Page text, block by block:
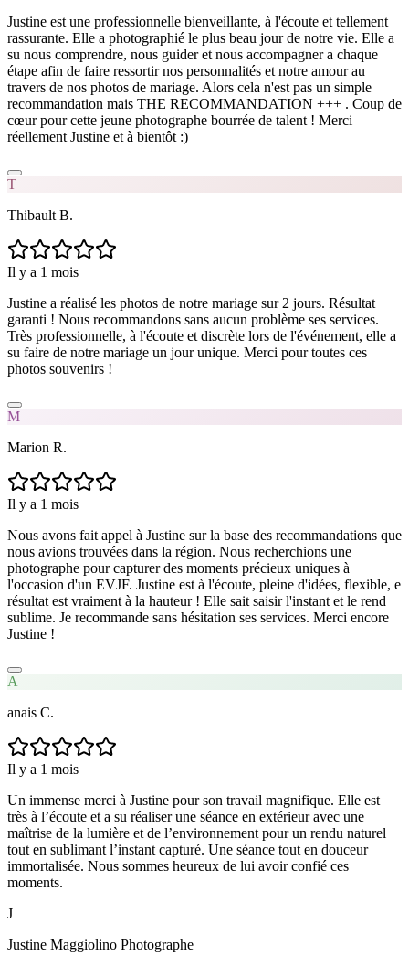
Justine est une professionnelle bienveillante, à l'écoute et tellement
rassurante. Elle a photographié le plus beau jour de notre vie. Elle a
su nous comprendre, nous guider et nous accompagner a chaque
étape afin de faire ressortir nos personnalités et notre amour au
travers de nos photos de mariage. Alors cela n'est pas un simple
recommandation mais THE RECOMMANDATION +++ . Coup de
cœur pour cette jeune photographe bourrée de talent ! Merci
réellement Justine et à bientôt :)
T
Thibault B.
Il y a 1 mois
Justine a réalisé les photos de notre mariage sur 2 jours. Résultat
garanti ! Nous recommandons sans aucun problème ses services.
Très professionnelle, à l'écoute et discrète lors de l'événement, elle a
su faire de notre mariage un jour unique. Merci pour toutes ces
photos souvenirs !
M
Marion R.
Il y a 1 mois
Nous avons fait appel à Justine sur la base des recommandations que
nous avions trouvées dans la région. Nous recherchions une
photographe pour capturer des moments précieux uniques à
l'occasion d'un EVJF. Justine est à l'écoute, pleine d'idées, flexible, e
résultat est vraiment à la hauteur ! Elle sait saisir l'instant et le rend
sublime. Je recommande sans hésitation ses services. Merci encore
Justine !
A
anais C.
Il y a 1 mois
Un immense merci à Justine pour son travail magnifique. Elle est
très à l’écoute et a su réaliser une séance en extérieur avec une
maîtrise de la lumière et de l’environnement pour un rendu naturel
tout en sublimant l’instant capturé. Une séance tout en douceur
immortalisée. Nous sommes heureux de lui avoir confié ces
moments.
J
Justine Maggiolino Photographe